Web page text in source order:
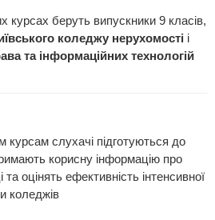
курсах беруть випускники 9 класів,
коледжу нерухомості і
та інформаційних технологій
курсам слухачі підготуються до
корисну інформацію про
оцінять ефективність інтенсивної
коледжів